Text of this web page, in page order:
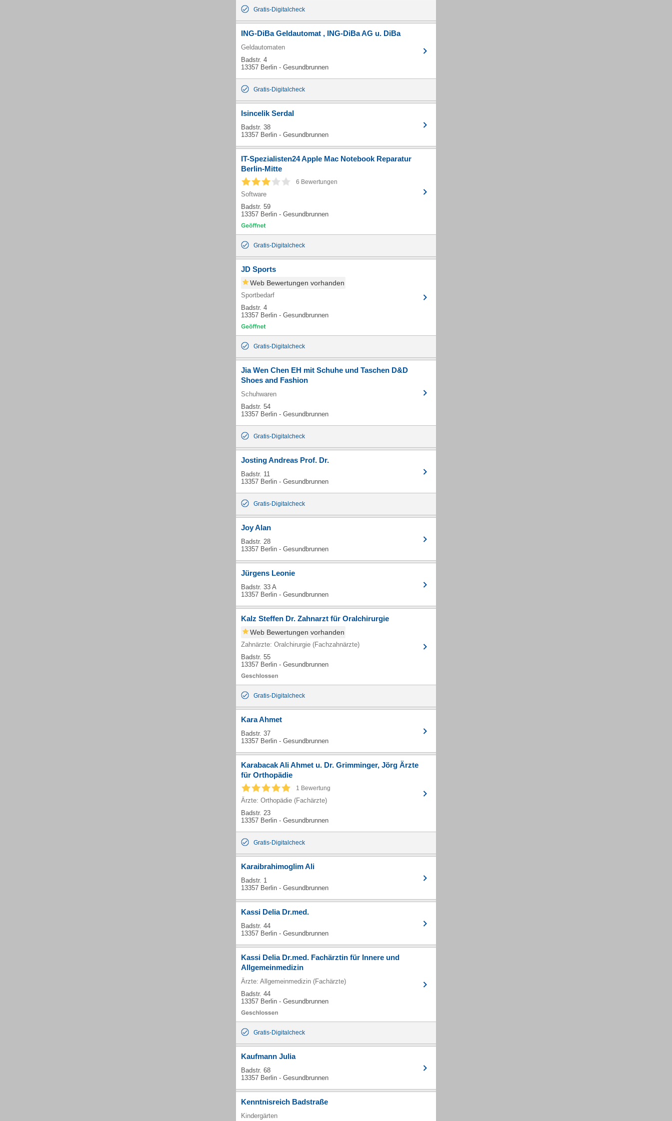
Gratis-Digitalcheck
ING-DiBa Geldautomat , ING-DiBa AG u. DiBa
Geldautomaten
Badstr. 4
13357 Berlin - Gesundbrunnen
Gratis-Digitalcheck
Isincelik Serdal
Badstr. 38
13357 Berlin - Gesundbrunnen
IT-Spezialisten24 Apple Mac Notebook Reparatur
Berlin-Mitte
6 Bewertungen
Software
Badstr. 59
13357 Berlin - Gesundbrunnen
Gratis-Digitalcheck
JD Sports
Web Bewertungen vorhanden
Sportbedarf
Badstr. 4
13357 Berlin - Gesundbrunnen
Gratis-Digitalcheck
Jia Wen Chen EH mit Schuhe und Taschen D&D
Shoes and Fashion
Schuhwaren
Badstr. 54
13357 Berlin - Gesundbrunnen
Gratis-Digitalcheck
Josting Andreas Prof. Dr.
Badstr. 11
13357 Berlin - Gesundbrunnen
Gratis-Digitalcheck
Joy Alan
Badstr. 28
13357 Berlin - Gesundbrunnen
Jürgens Leonie
Badstr. 33 A
13357 Berlin - Gesundbrunnen
Kalz Steffen Dr. Zahnarzt für Oralchirurgie
Web Bewertungen vorhanden
Zahnärzte: Oralchirurgie (Fachzahnärzte)
Badstr. 55
13357 Berlin - Gesundbrunnen
Gratis-Digitalcheck
Kara Ahmet
Badstr. 37
13357 Berlin - Gesundbrunnen
Karabacak Ali Ahmet u. Dr. Grimminger, Jörg Ärzte
für Orthopädie
1 Bewertung
Ärzte: Orthopädie (Fachärzte)
Badstr. 23
13357 Berlin - Gesundbrunnen
Gratis-Digitalcheck
Karaibrahimoglim Ali
Badstr. 1
13357 Berlin - Gesundbrunnen
Kassi Delia Dr.med.
Badstr. 44
13357 Berlin - Gesundbrunnen
Kassi Delia Dr.med. Fachärztin für Innere und
Allgemeinmedizin
Ärzte: Allgemeinmedizin (Fachärzte)
Badstr. 44
13357 Berlin - Gesundbrunnen
Gratis-Digitalcheck
Kaufmann Julia
Badstr. 68
13357 Berlin - Gesundbrunnen
Kenntnisreich Badstraße
Kindergärten